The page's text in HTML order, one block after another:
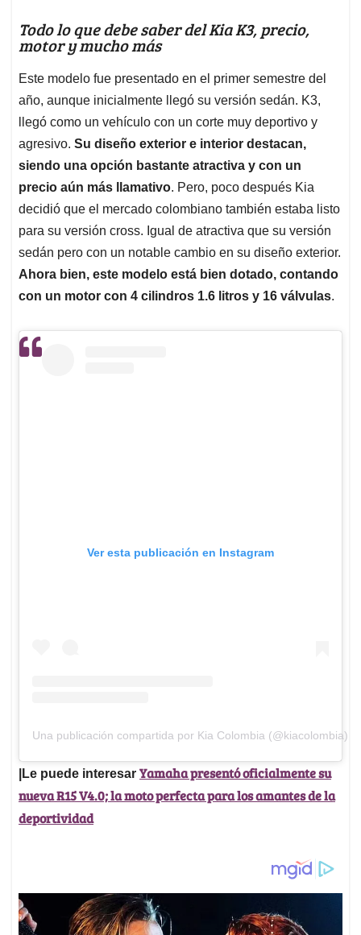
Todo lo que debe saber del Kia K3, precio,
motor y mucho más
Este modelo fue presentado en el primer semestre del
año, aunque inicialmente llegó su versión sedán. K3,
llegó como un vehículo con un corte muy deportivo y
agresivo. Su diseño exterior e interior destacan,
siendo una opción bastante atractiva y con un
precio aún más llamativo. Pero, poco después Kia
decidió que el mercado colombiano también estaba listo
para su versión cross. Igual de atractiva que su versión
sedán pero con un notable cambio en su diseño exterior.
Ahora bien, este modelo está bien dotado, contando
con un motor con 4 cilindros 1.6 litros y 16 válvulas.
Ver esta publicación en Instagram
Una publicación compartida por Kia Colombia (@kiacolombia)
|Le puede interesar Yamaha presentó oficialmente su
nueva R15 V4.0; la moto perfecta para los amantes de la
deportividad